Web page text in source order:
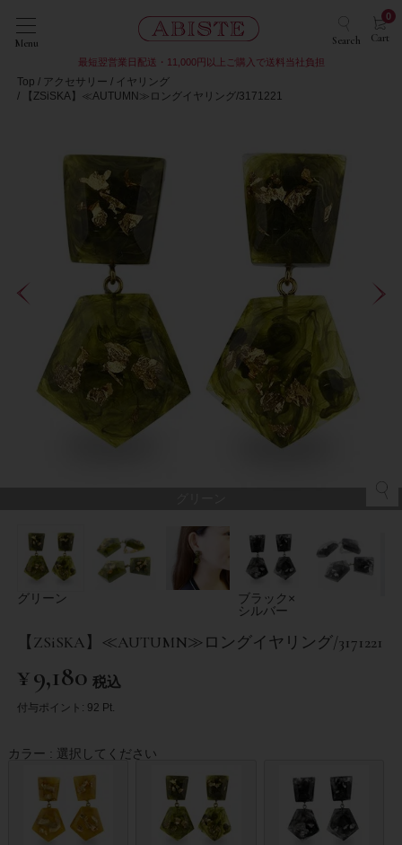
Menu Search Cart
0
最短翌営業日配送・11,000円以上ご購入で送料当社負担
Top アクセサリー
イヤリング
【ZSiSKA】≪AUTUMN≫ロングイヤリング/3171221
グリーン
ブラック×
シルバー
【ZSiSKA】≪AUTUMN≫ロングイヤリング/3171221
¥9,180 税込
付与ポイント: 92 Pt.
カラー 選択してください